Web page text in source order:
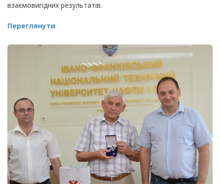
взаємовигідних результатів.
Переглянути